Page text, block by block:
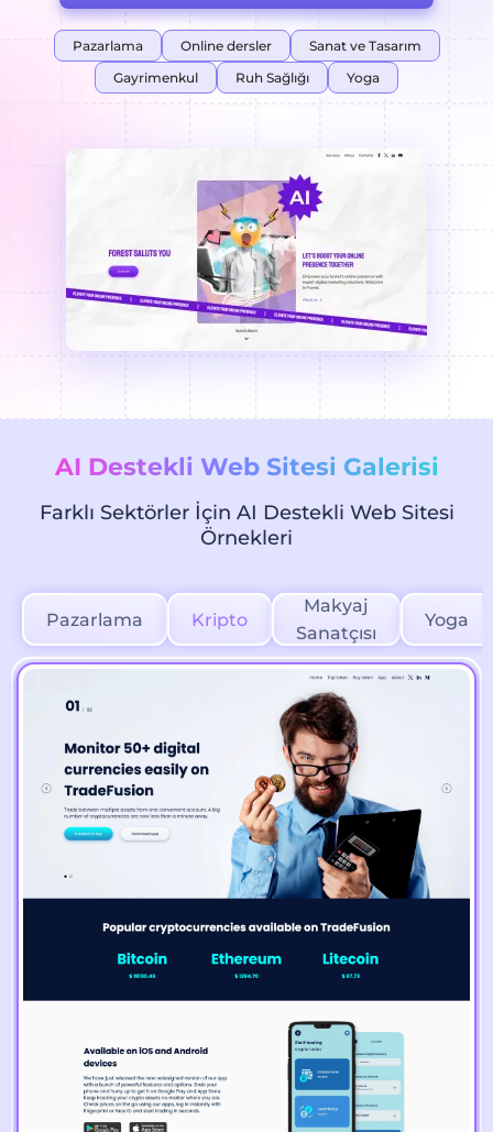
Pazarlama Online dersler
Sanat ve Tasarım
Gayrimenkul
Ruh Sağlığı Yoga
AI Destekli Web Sitesi Galerisi
Farklı Sektörler İçin AI Destekli Web Sitesi
Örnekleri
Pazarlama Kripto
Makyaj
Sanatçısı
Yoga